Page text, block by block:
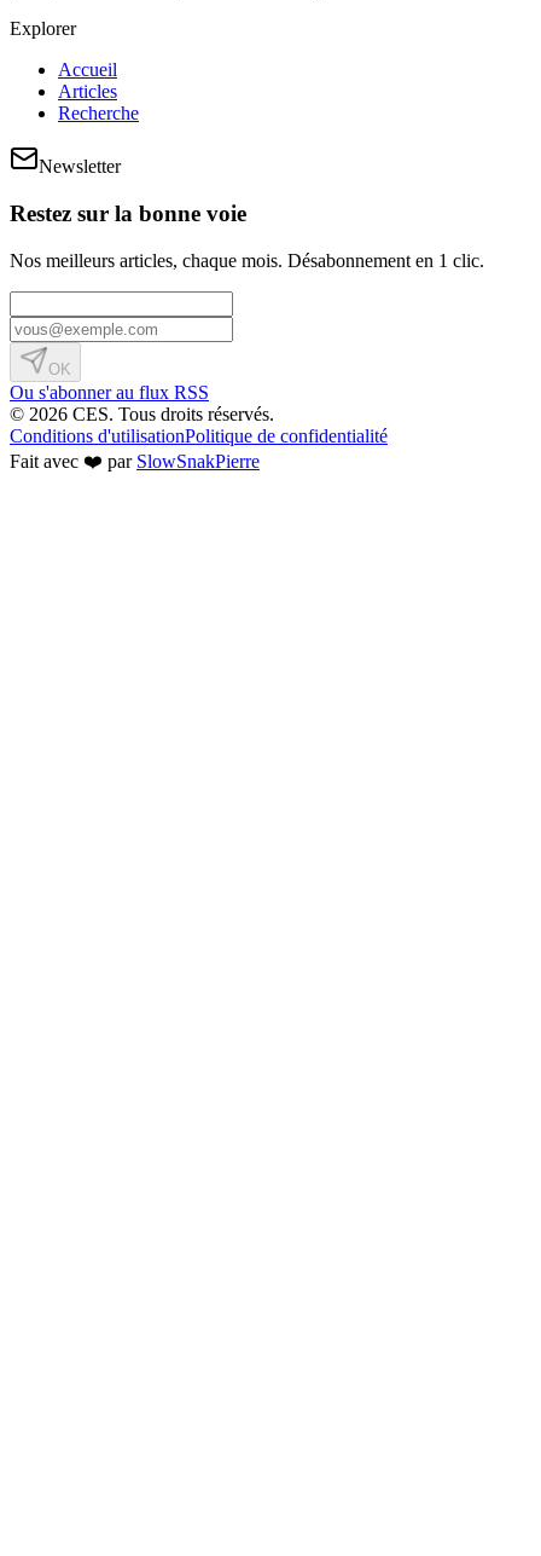
Explorer
Accueil
Articles
Recherche
Newsletter
Restez sur la bonne voie
Nos meilleurs articles, chaque mois. Désabonnement en 1 clic.
OK
Ou s'abonner au flux RSS
© 2026 CES. Tous droits réservés.
Conditions d'utilisationPolitique de confidentialité
Fait avec ❤️ par SlowSnakPierre